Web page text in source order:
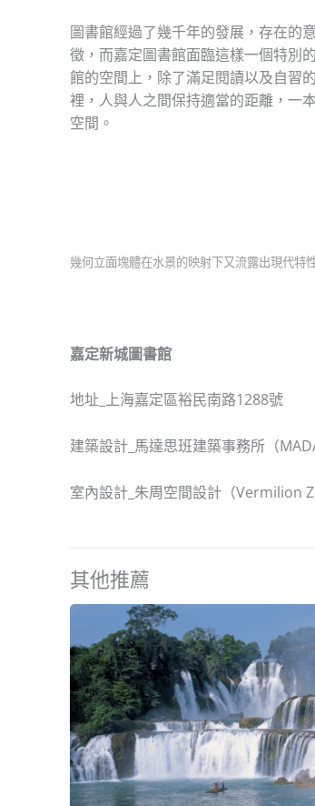
圖書館經過了幾千年的發展，存在的
徵，而嘉定圖書館面臨這樣一個特別
館的空間上，除了滿足閱讀以及自習
裡，人與人之間保持適當的距離，一
空間。
幾何立面塊體在水景的映射下又流露出現代特
嘉定新城圖書館
地址_上海嘉定區裕民南路1288號
建築設計_馬達思班建築事務所（
室內設計_朱周空間設計（Vermilion
其他推薦